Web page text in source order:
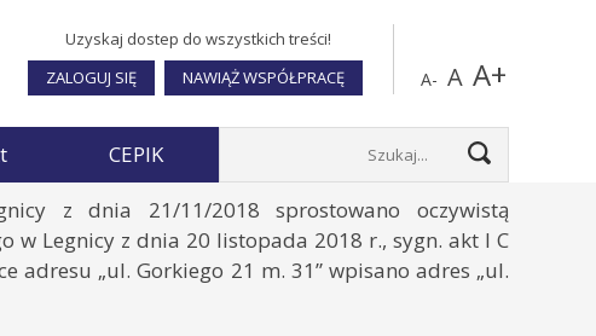
A- A A+
Uzyskaj dostep do wszystkich treści!
ZALOGUJ SIĘ
NAWIĄŻ WSPÓŁPRACĘ
CEPIK
z dnia 21/11/2018 sprostowano oczywistą
w Legnicy z dnia 20 listopada 2018 r., sygn. akt I C
adresu „ul. Gorkiego 21 m. 31” wpisano adres „ul.